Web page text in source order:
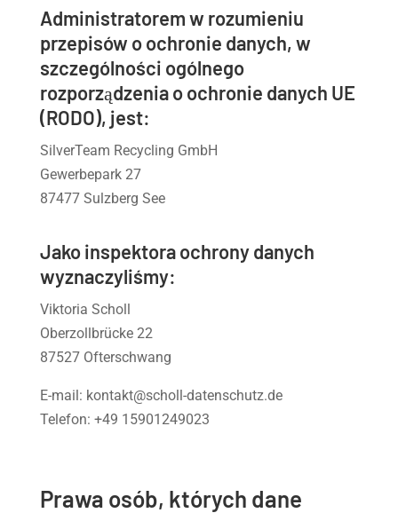
Administratorem w rozumieniu
przepisów o ochronie danych, w
szczególności ogólnego
rozporządzenia o ochronie danych UE
(RODO), jest:
SilverTeam Recycling GmbH
Gewerbepark 27
87477 Sulzberg See
Jako inspektora ochrony danych
wyznaczyliśmy:
Viktoria Scholl
Oberzollbrücke 22
87527 Ofterschwang
E-mail: kontakt@scholl-datenschutz.de
Telefon: +49 15901249023
Prawa osób, których dane